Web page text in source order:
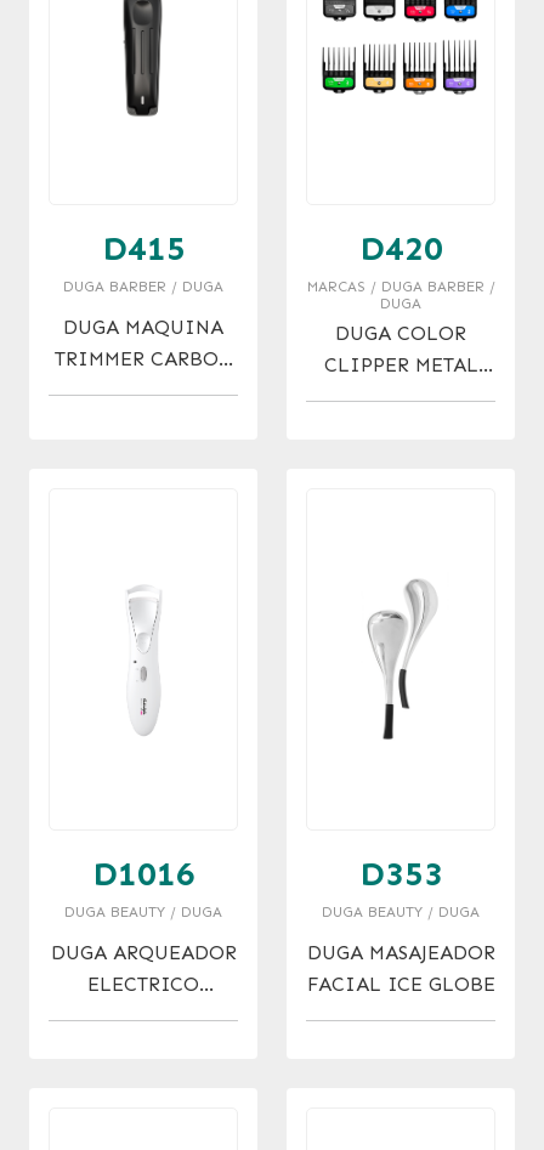
D415
DUGA BARBER / DUGA
DUGA MAQUINA
TRIMMER CARBON
PROF CORDLESS
D420
MARCAS / DUGA BARBER /
DUGA
DUGA COLOR
CLIPPER METAL
COMBS X 8
D1016
DUGA BEAUTY / DUGA
DUGA ARQUEADOR
ELECTRICO
HEATED
D353
DUGA BEAUTY / DUGA
DUGA MASAJEADOR
FACIAL ICE GLOBE